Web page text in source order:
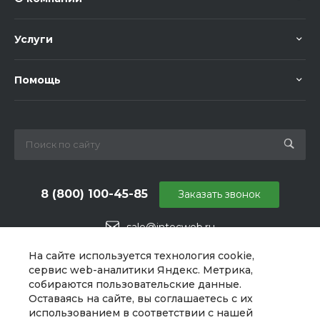
На сайте используется технология cookie,
сервис web-аналитики Яндекс. Метрика,
собираются пользовательские данные.
Оставаясь на сайте, вы соглашаетесь с их
использованием в соответствии с нашей
Услуги
Помощь
sale@intecweb.ru
8 (800) 100-45-85
г. Челябинск, ул. Свободы, д. 93, оф. 6
Заказать звонок